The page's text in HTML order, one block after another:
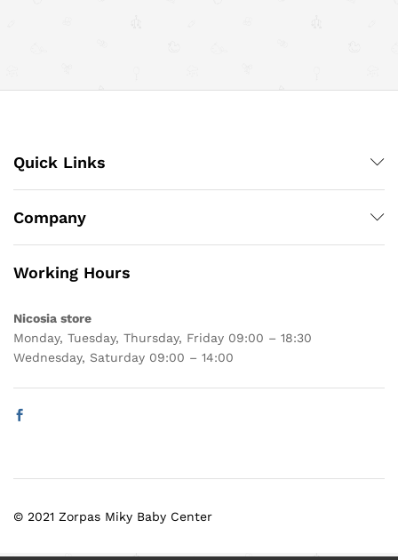
Quick Links
Company
Working Hours
Nicosia store
Monday, Tuesday, Thursday, Friday 09:00 – 18:30
Wednesday, Saturday 09:00 – 14:00
© 2021 Zorpas Miky Baby Center